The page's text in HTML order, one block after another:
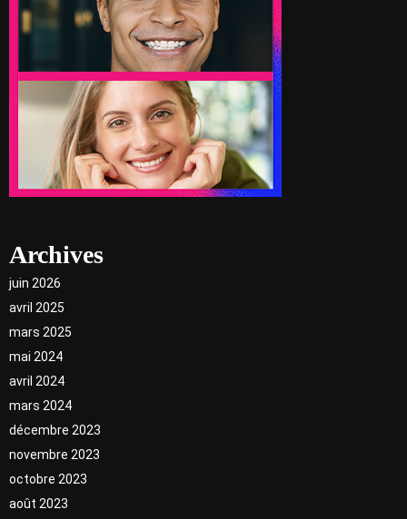
Archives
juin 2026
avril 2025
mars 2025
mai 2024
avril 2024
mars 2024
décembre 2023
novembre 2023
octobre 2023
août 2023